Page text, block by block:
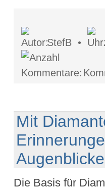
StefB •
Mit
Die Basis für